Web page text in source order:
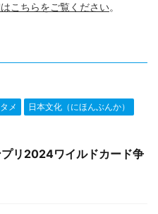
こちらをご覧ください。
メ
日本文化（にほんぶんか）
リ2024ワイルドカード争